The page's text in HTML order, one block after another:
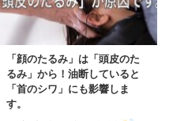
なヘアケアで、これらの
エイジングサインに効果
的に対応することができ
ます。 目次 髪のエイジ
ングサインとは？ 対応
法: 基本のヘアケア 特別
「顔のたるみ」は「頭皮のた
るみ」から！油断していると
「首のシワ」にも影響しま
す。